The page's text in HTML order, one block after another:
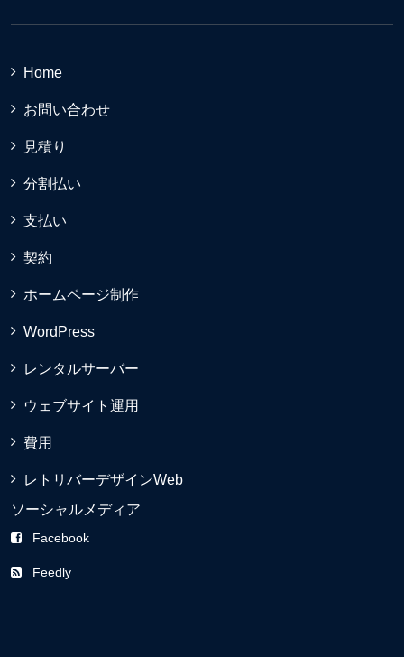
Home
お問い合わせ
見積り
分割払い
支払い
契約
ホームページ制作
WordPress
レンタルサーバー
ウェブサイト運用
費用
レトリバーデザインWeb
ソーシャルメディア
Facebook
Feedly